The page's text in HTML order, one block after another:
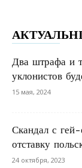
Два штрафа и
уклонистов
15 мая, 2024
Скандал с
отставку
24 октября, 2023